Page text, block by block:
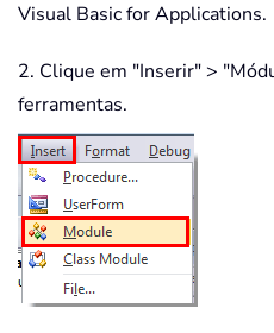
Visual Basic for Applications.
2. Clique em "Inserir" >
ferramentas.